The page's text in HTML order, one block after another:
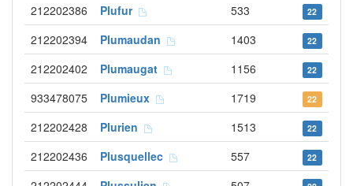
212202386 Plufur 533 22
212202394 Plumaudan 1403 22
212202402 Plumaugat 1156 22
933478075 Plumieux 1719 22
212202428 Plurien 1513 22
212202436 Plusquellec 557 22